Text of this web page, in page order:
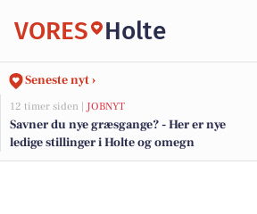
VORES Holte
Seneste nyt ›
12 timer siden | JOBNYT
Savner du nye græsgange? - Her er nye
ledige stillinger i Holte og omegn